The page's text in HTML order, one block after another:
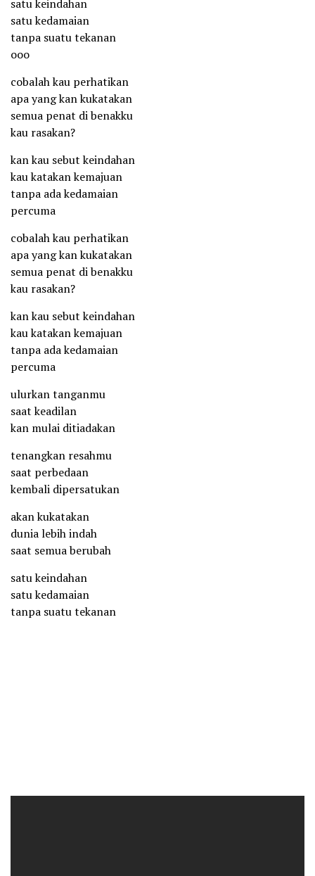
satu keindahan
satu kedamaian
tanpa suatu tekanan
ooo
cobalah kau perhatikan
apa yang kan kukatakan
semua penat di benakku
kau rasakan?
kan kau sebut keindahan
kau katakan kemajuan
tanpa ada kedamaian
percuma
cobalah kau perhatikan
apa yang kan kukatakan
semua penat di benakku
kau rasakan?
kan kau sebut keindahan
kau katakan kemajuan
tanpa ada kedamaian
percuma
ulurkan tanganmu
saat keadilan
kan mulai ditiadakan
tenangkan resahmu
saat perbedaan
kembali dipersatukan
akan kukatakan
dunia lebih indah
saat semua berubah
satu keindahan
satu kedamaian
tanpa suatu tekanan